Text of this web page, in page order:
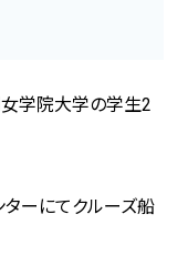
学院大学の学生2
ターにてクルーズ船